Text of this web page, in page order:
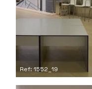
Ref: 1552_19